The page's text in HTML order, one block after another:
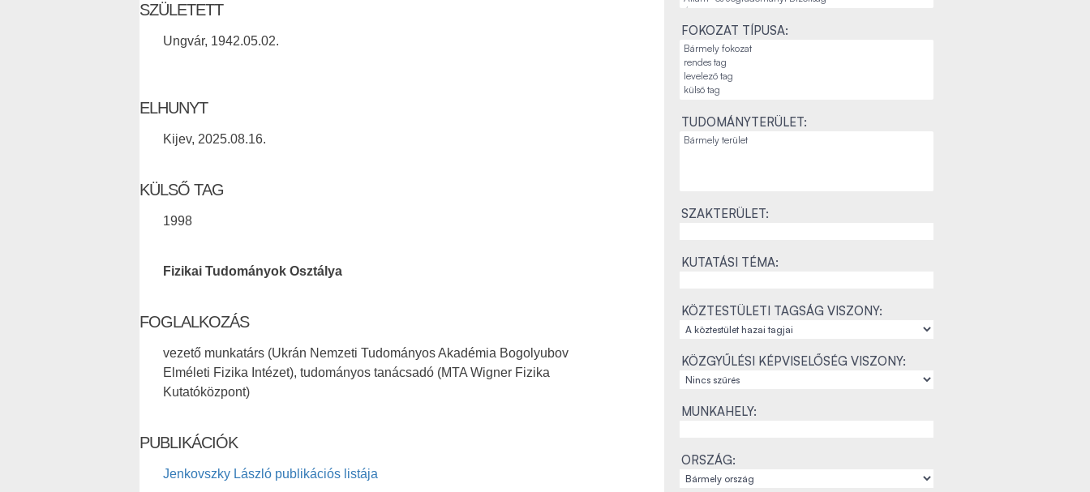
SZÜLETETT
Ungvár, 1942.05.02.
ELHUNYT
Kijev, 2025.08.16.
KÜLSŐ TAG
1998
Fizikai Tudományok Osztálya
FOGLALKOZÁS
vezető munkatárs (Ukrán Nemzeti Tudományos Akadémia Bogolyubov
Elméleti Fizika Intézet), tudományos tanácsadó (MTA Wigner Fizika
Kutatóközpont)
PUBLIKÁCIÓK
Jenkovszky László publikációs listája
FOKOZAT TÍPUSA:
TUDOMÁNYTERÜLET:
SZAKTERÜLET:
KUTATÁSI TÉMA:
KÖZTESTÜLETI TAGSÁG VISZONY:
KÖZGYŰLÉSI KÉPVISELŐSÉG VISZONY:
MUNKAHELY:
ORSZÁG: